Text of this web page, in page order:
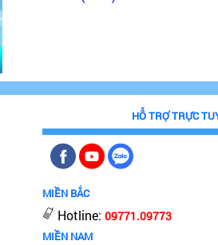
HỖ TRỢ TRỰC
MIỀN BẮC
Hotline:09771.09773
MIỀN NAM